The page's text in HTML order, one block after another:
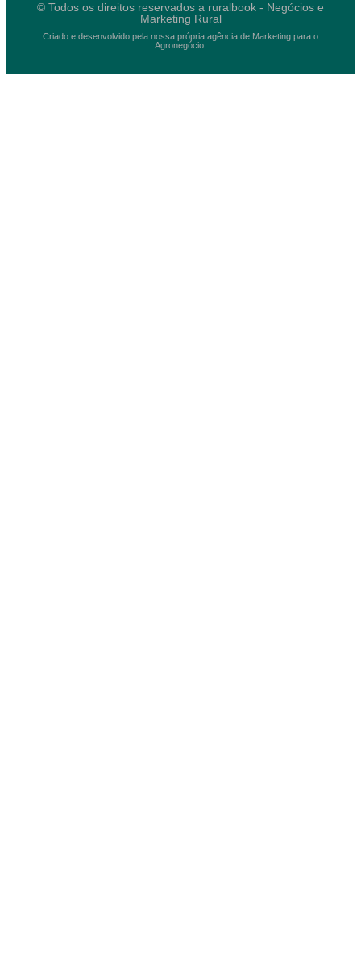
© Todos os direitos reservados a ruralbook - Negócios e
Marketing Rural
Criado e desenvolvido pela nossa própria agência de Marketing para o
Agronegócio.